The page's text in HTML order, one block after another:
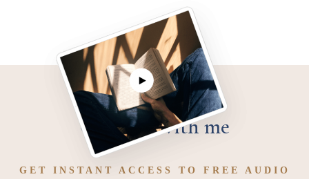
Connect with me
GET INSTANT ACCESS TO FREE AUDIO